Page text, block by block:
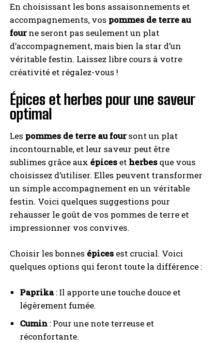
En choisissant les bons assaisonnements et
accompagnements, vos pommes de terre au
fourne seront pas seulement un plat
d’accompagnement, mais bien la star d’un
véritable festin. Laissez libre cours à votre
créativité et régalez-vous !
Épices et herbes pour une saveur
optimal
Les pommes de terre au foursont un plat
incontournable, et leur saveur peut être
sublimes grâce aux épices et herbes que vous
choisissez d’utiliser. Elles peuvent transformer
un simple accompagnement en un véritable
festin. Voici quelques suggestions pour
rehausser le goût de vos pommes de terre et
impressionner vos convives.
Choisir les bonnes épices est crucial. Voici
quelques options qui feront toute la différence :
Paprika: Il apporte une touche douce et
légèrement fumée.
Cumin : Pour une note terreuse et
réconfortante.